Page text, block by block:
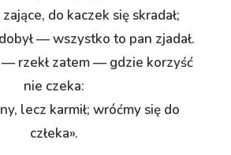
zające, do kaczek się skradał;
— wszystko to pan zjadał.
— rzekł zatem — gdzie korzyść
nie czeka:
lecz karmił; wróćmy się do
człeka».